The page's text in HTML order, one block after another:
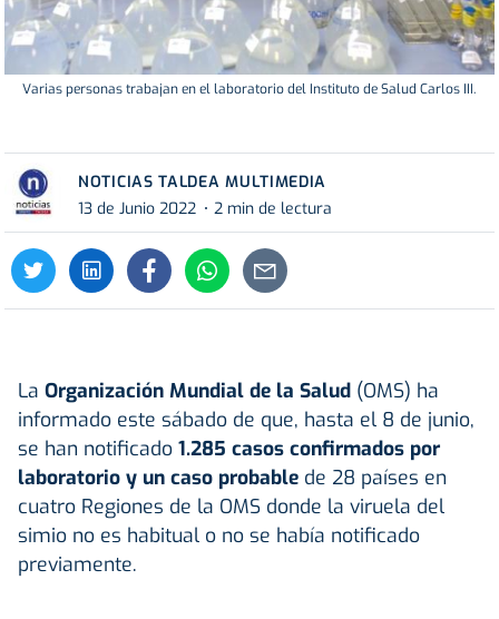
Varias personas trabajan en el laboratorio del Instituto de Salud Carlos III.
NOTICIAS TALDEA MULTIMEDIA
13 de Junio 2022
2 min de lectura
La Organización Mundial de la Salud (OMS) ha
informado este sábado de que, hasta el 8 de junio,
se han notificado 1.285 casos confirmados por
laboratorio y un caso probable de 28 países en
cuatro Regiones de la OMS donde la viruela del
simio no es habitual o no se había notificado
previamente.